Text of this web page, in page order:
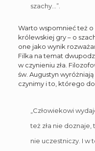
szachy…”.
Warto wspomnieć też o
królewskiej gry – o
one jako wynik
Filka na temat
w czynieniu zła.
św. Augustyn
czynimy i to, którego
„Człowiekowi
też zła nie doznaje,
nie uczestniczy. I w